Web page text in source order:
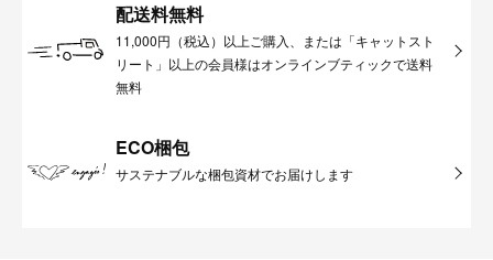
配送料無料
11,000円（税込）以上ご購入、または「キャットスト
リート」以上の会員様はオンラインブティックで送料
無料
ECO梱包
サステナブルな梱包資材でお届けします